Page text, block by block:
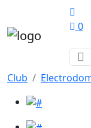
0
Club